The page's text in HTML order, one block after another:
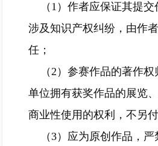
（1）作者应保证其提交
涉及知识产权纠纷，由作
任；
（2）参赛作品的著作权
单位拥有获奖作品的展览
商业性使用的权利，不另付
（3）应为原创作品，严